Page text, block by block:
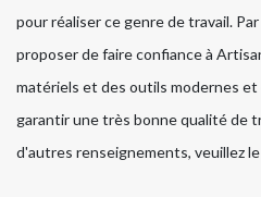
pour réaliser ce genre de travail.
proposer de faire confiance à
matériels et des outils modernes
garantir une très bonne qualité de
d'autres renseignements, veuillez